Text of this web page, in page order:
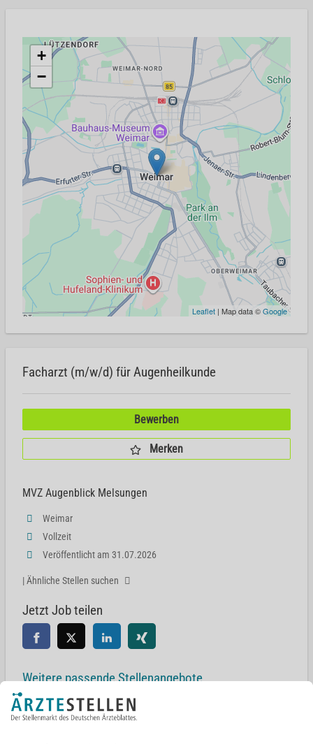
+
−
Leaflet | Map data ©Google
Facharzt (m/w/d) für Augenheilkunde
Bewerben
Merken
MVZ Augenblick Melsungen
Weimar
Vollzeit
Veröffentlicht am 31.07.2026
| Ähnliche Stellen suchen
Jetzt Job teilen
Weitere passende Stellenangebote
Facharzt (m/w/d) für Augenheilkunde
Erfurt